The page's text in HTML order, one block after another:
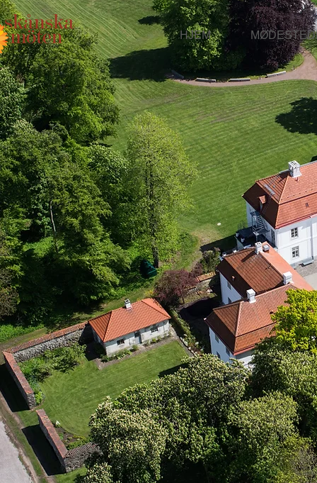
HJEM